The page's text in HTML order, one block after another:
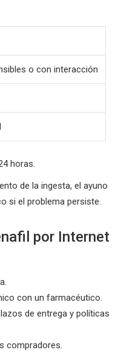
o con interacción
horas.
de la ingesta, el ayuno
si el problema persiste.
por Internet
con un farmacéutico.
de entrega y políticas
compradores.